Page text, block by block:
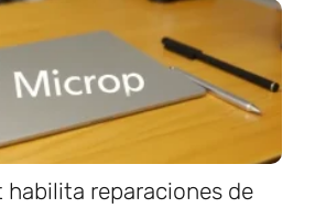
habilita reparaciones de